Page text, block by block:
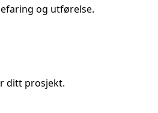
og utførelse.
ditt prosjekt.